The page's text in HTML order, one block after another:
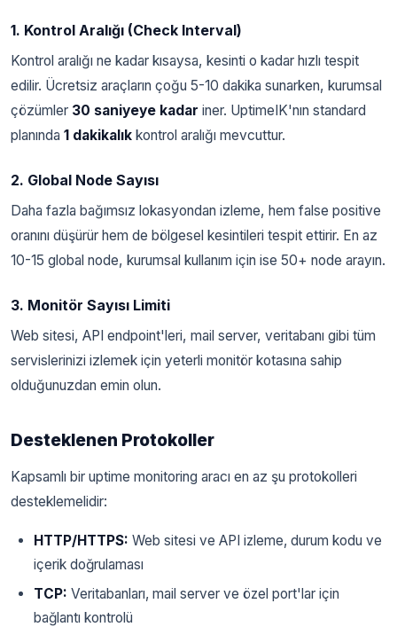
1. Kontrol Aralığı (Check Interval)
Kontrol aralığı ne kadar kısaysa, kesinti o kadar hızlı tespit
edilir. Ücretsiz araçların çoğu 5-10 dakika sunarken, kurumsal
çözümler 30 saniyeye kadar iner. UptimeIK'nın standard
planında 1 dakikalık kontrol aralığı mevcuttur.
2. Global Node Sayısı
Daha fazla bağımsız lokasyondan izleme, hem false positive
oranını düşürür hem de bölgesel kesintileri tespit ettirir. En az
10-15 global node, kurumsal kullanım için ise 50+ node arayın.
3. Monitör Sayısı Limiti
Web sitesi, API endpoint'leri, mail server, veritabanı gibi tüm
servislerinizi izlemek için yeterli monitör kotasına sahip
olduğunuzdan emin olun.
Desteklenen Protokoller
Kapsamlı bir uptime monitoring aracı en az şu protokolleri
desteklemelidir:
HTTP/HTTPS: Web sitesi ve API izleme, durum kodu ve
içerik doğrulaması
TCP: Veritabanları, mail server ve özel port'lar için
bağlantı kontrolü